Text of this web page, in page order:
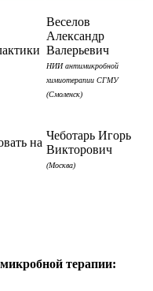
Веселов
Александр
Валерьевич
НИИ антимикробной
химиотерапии СГМУ
(Смоленск)
на
Чеботарь Игорь
Викторович
(Москва)
терапии: